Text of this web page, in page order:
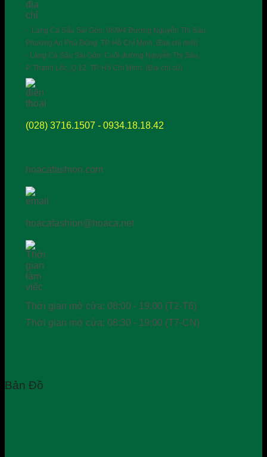
- Làng Cá Sấu Sài Gòn: 96/9/4 Đường Nguyễn Thị Sáu,
Phường An Phú Đông, TP. Hồ Chí Minh. (Địa chỉ mới)
- Làng Cá Sấu Sài Gòn: Cuối đường Nguyễn Thị Sáu,
P. Thạnh Lộc, Q.12, TP. Hồ Chí Minh. (Địa chỉ cũ)
(028) 3716.1507 - 0934.18.18.42
hoacafashion.com
hoacafashion@hoaca.net
Thời gian mở cửa: 08:00 - 19:00 (T2-T6)
Thời gian mở cửa: 08:30 - 19:00 (T7-CN)
Bản Đồ